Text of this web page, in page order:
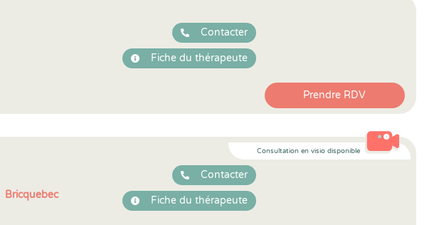
Contacter
Fiche du thérapeute
Prendre RDV
Consultation en visio disponible
Bricquebec
Contacter
Fiche du thérapeute